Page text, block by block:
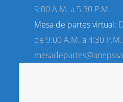
9:00 A.M. a 5:30 P.M.
Mesa de partes virtual:
de 9:00 A.M. a 4:30 P.M.